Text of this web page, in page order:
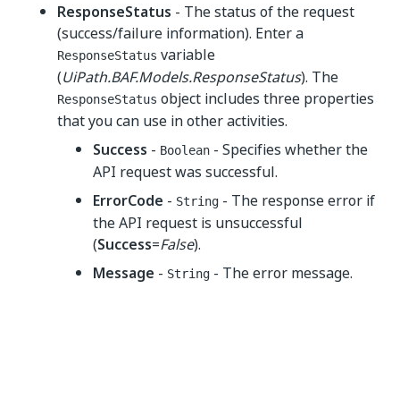
ResponseStatus - The status of the request
(success/failure information). Enter a
ResponseStatus variable
(UiPath.BAF.Models.ResponseStatus). The
ResponseStatus object includes three properties
that you can use in other activities.
Success - Boolean - Specifies whether the
API request was successful.
ErrorCode - String - The response error if
the API request is unsuccessful
(Success=False).
Message - String - The error message.